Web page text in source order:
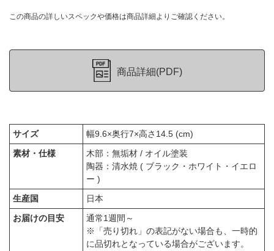
この商品の詳しいスペックや価格は商品詳細よりご確認ください。
商品詳細(PDF)
サイズ
幅9.6×奥行7×高さ14.5 (cm)
素材・仕様
木部：無垢材 / オイル塗装
陶器：清水焼 ( ブラック・ホワイト・イエロ
ー )
生産国
日本
お届けの目安
通常1週間～
※「売り切れ」の表記がない場合も、一時的
に品切れとなっている場合がございます。